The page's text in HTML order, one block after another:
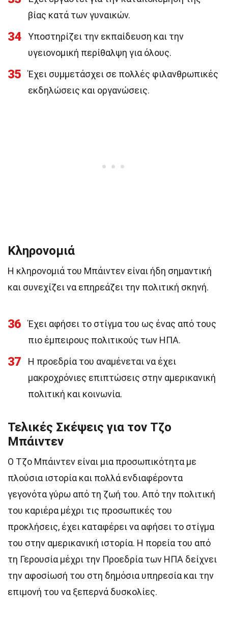
βίας κατά των γυναικών.
34
Υποστηρίζει την εκπαίδευση και την
υγειονομική περίθαλψη για όλους.
35
Έχει συμμετάσχει σε πολλές φιλανθρωπικές
εκδηλώσεις και οργανώσεις.
Κληρονομιά
Η κληρονομιά του Μπάιντεν είναι ήδη σημαντική
και συνεχίζει να επηρεάζει την πολιτική σκηνή.
36
Έχει αφήσει το στίγμα του ως ένας από τους
πιο έμπειρους πολιτικούς των ΗΠΑ.
37
Η προεδρία του αναμένεται να έχει
μακροχρόνιες επιπτώσεις στην αμερικανική
πολιτική και κοινωνία.
Τελικές Σκέψεις για τον Τζο
Μπάιντεν
Ο Τζο Μπάιντεν είναι μια προσωπικότητα με
πλούσια ιστορία και πολλά ενδιαφέροντα
γεγονότα γύρω από τη ζωή του. Από την πολιτική
του καριέρα μέχρι τις προσωπικές του
προκλήσεις, έχει καταφέρει να αφήσει το στίγμα
του στην αμερικανική ιστορία. Η πορεία του από
τη Γερουσία μέχρι την Προεδρία των ΗΠΑ δείχνει
την αφοσίωσή του στη δημόσια υπηρεσία και την
επιμονή του να ξεπερνά δυσκολίες.